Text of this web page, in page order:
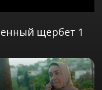
щербет 1